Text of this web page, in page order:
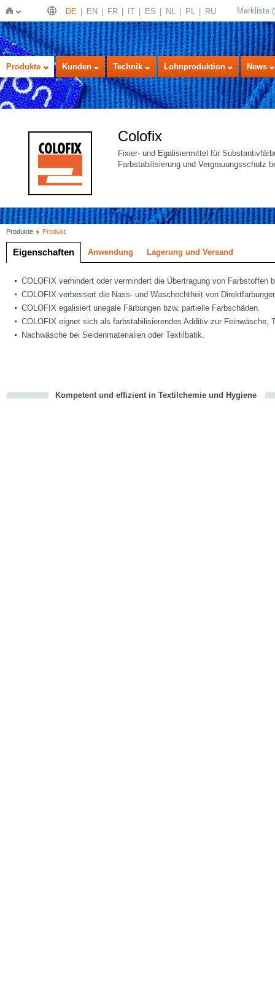
Startseite
DE EN FR IT ES NL PL RU Merkliste (
Produkte Kunden Technik Lohnproduktion News
Colofix
Fixier- und Egalisiermittel für
Farbstabilisierung und Vergrauungsschutz
Produkte Produkt
Eigenschaften Anwendung Lagerung und Versand
COLOFIX verhindert oder vermindert die Übertragung von Farbstoffen
COLOFIX verbessert die Nass- und Waschechtheit von
COLOFIX egalisiert unegale Färbungen bzw. partielle Farbschäden.
COLOFIX eignet sich als farbstabilisierendes Additiv zur Feinwäsche,
Nachwäsche bei Seidenmaterialien oder Textilbatik.
Kompetent und effizient in Textilchemie und Hygiene